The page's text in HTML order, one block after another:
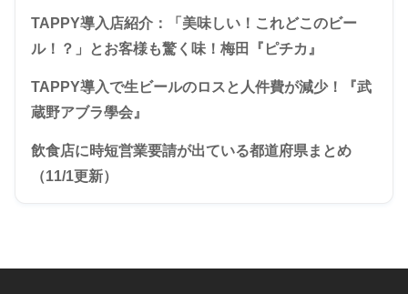
TAPPY導入店紹介：「美味しい！これどこのビー
ル！？」とお客様も驚く味！梅田『ピチカ』
TAPPY導入で生ビールのロスと人件費が減少！『武
蔵野アブラ學会』
飲食店に時短営業要請が出ている都道府県まとめ
（11/1更新）